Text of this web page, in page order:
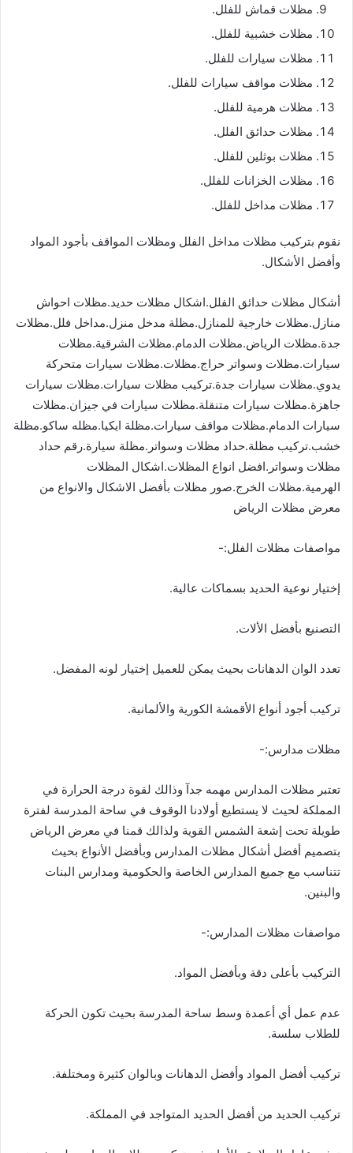
مظلات قماش للفلل.
مظلات خشبية للفلل.
مظلات سيارات للفلل.
مظلات مواقف سيارات للفلل.
مظلات هرمية للفلل.
مظلات حدائق الفلل.
مظلات بوثلين للفلل.
مظلات الخزانات للفلل.
مظلات مداخل للفلل.
نقوم بتركيب مظلات مداخل الفلل ومظلات المواقف بأجود المواد
وأفضل الأشكال.
أشكال مظلات حدائق الفلل.اشكال مظلات حديد.مظلات احواش
منازل.مظلات خارجية للمنازل.مظلة مدخل منزل.مداخل فلل.مظلات
جدة.مظلات الرياض.مظلات الدمام.مظلات الشرقية.مظلات
سيارات.مظلات وسواتر حراج.مظلات.مظلات سيارات متحركة
يدوي.مظلات سيارات جدة.تركيب مظلات سيارات.مظلات سيارات
جاهزة.مظلات سيارات متنقلة.مظلات سيارات في جيزان.مظلات
سيارات الدمام.مظلات مواقف سيارات.مظلة ايكيا.مظله ساكو.مظلة
خشب.تركيب مظلة.حداد مظلات وسواتر.مظلة سيارة.رقم حداد
مظلات وسواتر.افضل انواع المظلات.اشكال المظلات
الهرمية.مظلات الخرج.صور مظلات بأفضل الاشكال والانواع من
معرض مظلات الرياض
مواصفات مظلات الفلل:-
إختيار نوعية الحديد بسماكات عالية.
التصنيع بأفضل الألات.
تعدد الوان الدهانات بحيث يمكن للعميل إختيار لونه المفضل.
تركيب أجود أنواع الأقمشة الكورية والألمانية.
مظلات مدارس:-
تعتبر مظلات المدارس مهمه جدآ وذالك لقوة درجة الحرارة في
المملكة لحيث لا يستطيع أولادنا الوقوف في ساحة المدرسة لفترة
طويلة تحت إشعة الشمس القوية ولذالك قمنا في معرض الرياض
بتصميم أفضل أشكال مظلات المدارس وبأفضل الأنواع بحيث
تتناسب مع جميع المدارس الخاصة والحكومية ومدارس البنات
والبنين.
مواصفات مظلات المدارس:-
التركيب بأعلى دقة وبأفضل المواد.
عدم عمل أي أعمدة وسط ساحة المدرسة بحيث تكون الحركة
للطلاب سلسة.
تركيب أفضل المواد وأفضل الدهانات وبالوان كثيرة ومختلفة.
تركيب الحديد من أفضل الحديد المتواجد في المملكة.